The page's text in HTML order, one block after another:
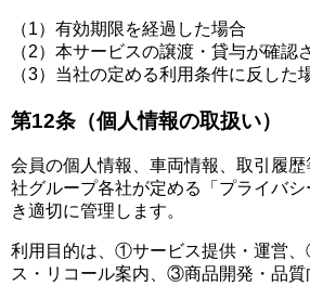
（1）有効期限を経過した場合
（2）本サービスの譲渡・貸与が確認
（3）当社の定める利用条件に反した
第12条（個人情報の取扱い）
会員の個人情報、車両情報、取引履
社グループ各社が定める「プライバ
き適切に管理します。
利用目的は、①サービス提供・運営
ス・リコール案内、③商品開発・品